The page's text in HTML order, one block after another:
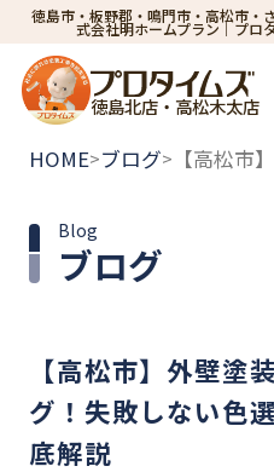
徳島市・板野郡・鳴門市・高松市・
式会社明ホームプラン｜プロ
徳島北店・高松木太店
HOME>ブログ>
ブログ
Blog
【高松市】外壁塗
グ！失敗しない色
底解説